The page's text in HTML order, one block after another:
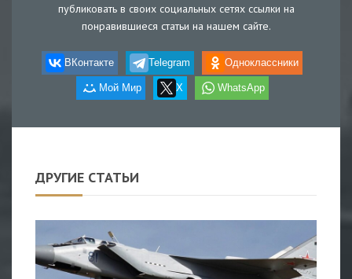
публиковать в своих социальных сетях ссылки на
понравившиеся статьи на нашем сайте.
ВКонтакте Telegram Одноклассники
Мой Мир X WhatsApp
ДРУГИЕ СТАТЬИ